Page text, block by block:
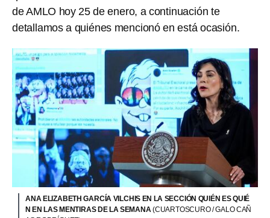
de AMLO hoy 25 de enero, a continuación te
detallamos a quiénes mencionó en está ocasión.
ANA ELIZABETH GARCÍA VILCHIS EN LA SECCIÓN QUIÉN ES QUIÉ
N EN LAS MENTIRAS DE LA SEMANA(CUARTOSCURO / GALO CAÑ